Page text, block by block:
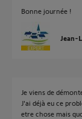
Bonne journée !
Jean-
Je viens de
J'ai déjà eu ce
etre chose mais